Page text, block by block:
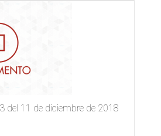
del 11 de diciembre de 2018